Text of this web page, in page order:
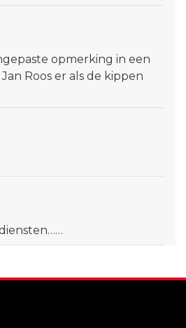
opmerking in een
Roos er als de kippen